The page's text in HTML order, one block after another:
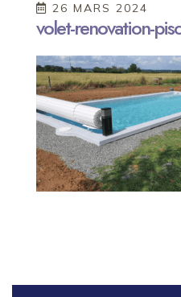
26 MARS 2024
volet-renovation-